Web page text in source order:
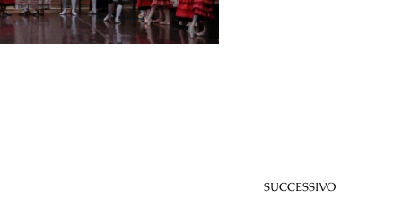
SUCCESSIVO